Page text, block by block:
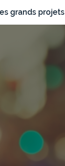
grands projets